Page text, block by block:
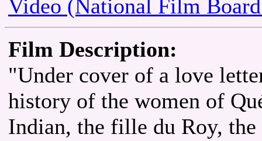
Video (National Film
Film Description:
"Under cover of a love
history of the women of
Indian, the fille du Roy,